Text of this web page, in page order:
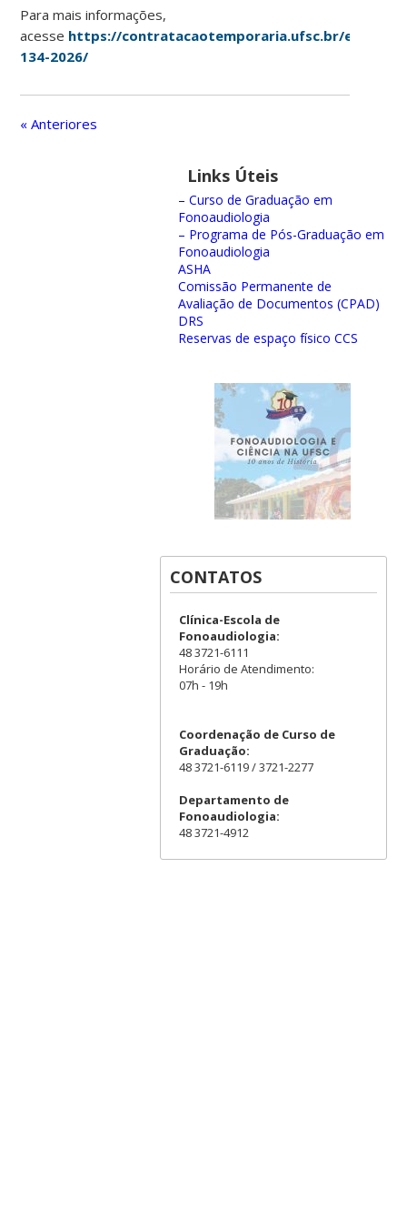
Para mais informações,
acesse https://contratacaotemporaria.ufsc.br/edital-
134-2026/
« Anteriores
Links Úteis
– Curso de Graduação em
Fonoaudiologia
– Programa de Pós-Graduação em
Fonoaudiologia
ASHA
Comissão Permanente de
Avaliação de Documentos (CPAD)
DRS
Reservas de espaço físico CCS
CONTATOS
Clínica-Escola de
Fonoaudiologia:
48 3721-6111
Horário de Atendimento:
07h - 19h
Coordenação de Curso de
Graduação:
48 3721-6119 / 3721-2277
Departamento de
Fonoaudiologia:
48 3721-4912